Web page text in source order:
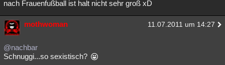
nach Frauenfußball ist halt nicht sehr groß xD
mothwoman 11.07.2011 um 14:27
@nachbar
Schnuggi...so sexistisch?